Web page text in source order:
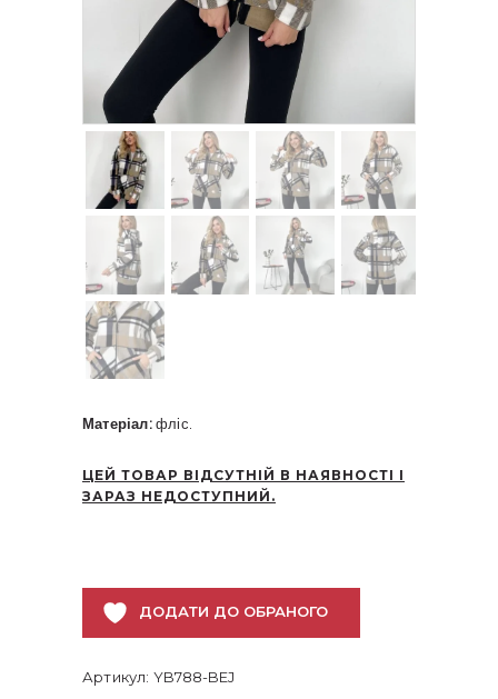
Матеріал:фліс.
ЦЕЙ ТОВАР ВІДСУТНІЙ В НАЯВНОСТІ І
ЗАРАЗ НЕДОСТУПНИЙ.
ДОДАТИ ДО ОБРАНОГО
Артикул: YB788-BEJ